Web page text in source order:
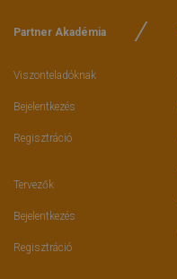
Partner Akadémia
Viszonteladóknak
Bejelentkezés
Regisztráció
Tervezők
Bejelentkezés
Regisztráció